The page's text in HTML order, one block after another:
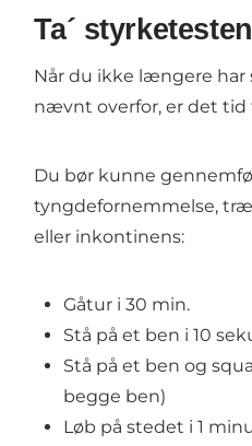
Ta´ styrketesten
Når du ikke længere
nævnt overfor, er det tid
Du bør kunne
tyngdefornemmelse,
eller inkontinens:
Gåtur i 30 min.
Stå på et ben i 10
Stå på et ben og
begge ben)
Løb på stedet i 1